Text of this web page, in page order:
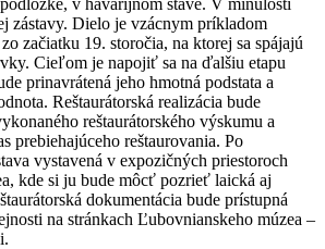
v havarijnom stave. V minulosti
zástavy. Dielo je vzácnym príkladom
začiatku 19. storočia, na ktorej sa spájajú
Cieľom je napojiť sa na ďalšiu etapu
prinavrátená jeho hmotná podstata a
Reštaurátorská realizácia bude
reštaurátorského výskumu a
prebiehajúceho reštaurovania. Po
vystavená v expozičných priestoroch
kde si ju bude môcť pozrieť laická aj
dokumentácia bude prístupná
na stránkach Ľubovnianskeho múzea –